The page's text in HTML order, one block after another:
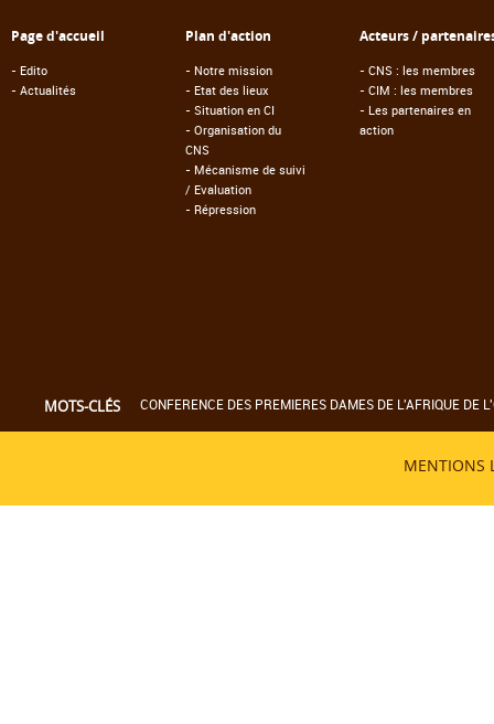
Page d'accueil
- Edito
- Actualités
Plan d'action
- Notre mission
- Etat des lieux
- Situation en CI
- Organisation du
CNS
- Mécanisme de suivi
/ Evaluation
- Répression
Acteurs /
- CNS : les membres
- CIM : les membres
- Les partenaires en
action
MOTS-CLÉS CONFERENCE DES PREMIERES DAMES DE L'AFRIQUE DE
MENTIONS